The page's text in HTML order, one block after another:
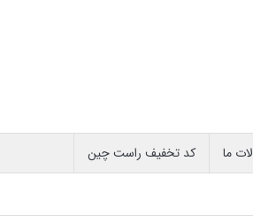
ما کد تخفیف راست چین